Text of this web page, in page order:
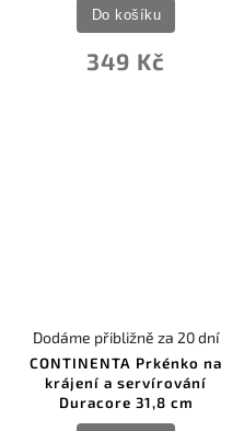
349 Kč
Do košíku
CONTINENTA Prkénko na
krájení a servírování
Duracore 31,8 cm
Dodáme přibližně za 20 dní